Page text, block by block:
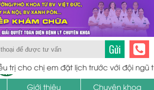
TRUNG TÂM PHỤ KHOA
SỨC KHỎE SINH SẢN
Giới thiệu
Chuyên khoa
Gửi
đặt lịch trước với đội ngũ tiến sĩ bác sĩ